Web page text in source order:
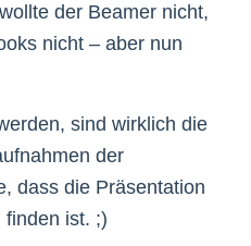
der Beamer nicht,
nicht – aber nun
sind wirklich die
der
dass die Präsentation
finden ist. ;)